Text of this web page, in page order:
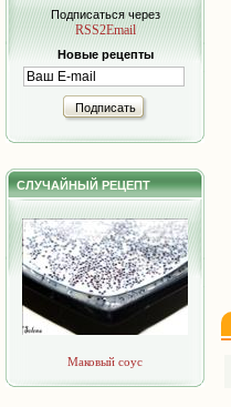
Подписаться через
RSS2Email
Новые рецепты
Подписать
СЛУЧАЙНЫЙ РЕЦЕПТ
Маковый соус